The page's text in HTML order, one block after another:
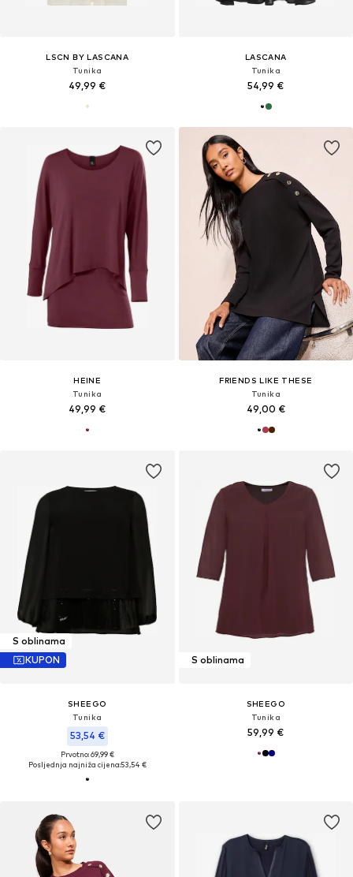
LSCN BY LASCANA
Tunika
49,99 €
LASCANA
Tunika
54,99 €
HEINE
Tunika
49,99 €
FRIENDS LIKE THESE
Tunika
49,00 €
S oblinama
KUPON
SHEEGO
Tunika
53,54 €
Prvotno: 69,99 €
Posljednja najniža cijena:53,54 €
S oblinama
SHEEGO
Tunika
59,99 €